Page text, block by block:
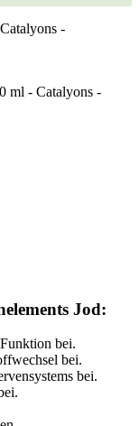
Jod:
bei.
bei.
bei.